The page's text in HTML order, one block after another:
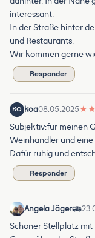
interessant.
In der Straße hinter
und Restaurants.
Wir kommen gerne
Responder
KO koa08.05.2025★ ★
Subjektiv:für meinen
Weinhändler und eine
Dafür ruhig und
Responder
Angela Jäger
Schöner Stellplatz